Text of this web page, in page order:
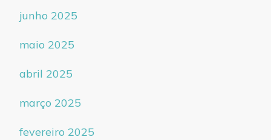
junho 2025
maio 2025
abril 2025
março 2025
fevereiro 2025